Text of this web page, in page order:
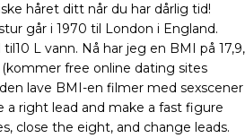
håret ditt når du har dårlig tid!
går i 1970 til London i England.
L vann. Nå har jeg en BMI på 17,9,
free online dating sites
lave BMI-en filmer med sexscener
a right lead and make a fast figure
close the eight, and change leads.